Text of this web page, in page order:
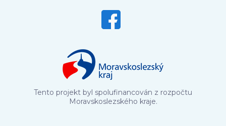
Tento projekt byl spolufinancován z rozpočtu
Moravskoslezského kraje.